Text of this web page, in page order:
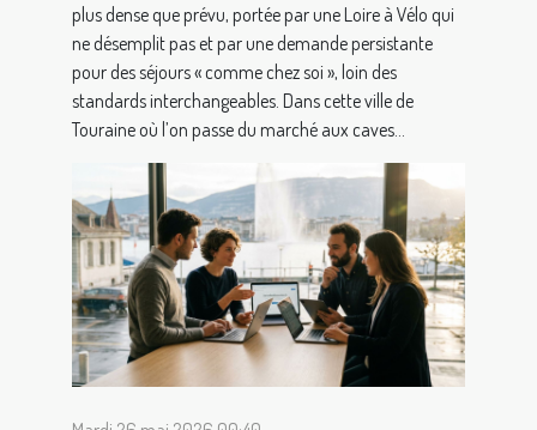
plus dense que prévu, portée par une Loire à Vélo qui
ne désemplit pas et par une demande persistante
pour des séjours « comme chez soi », loin des
standards interchangeables. Dans cette ville de
Touraine où l’on passe du marché aux caves...